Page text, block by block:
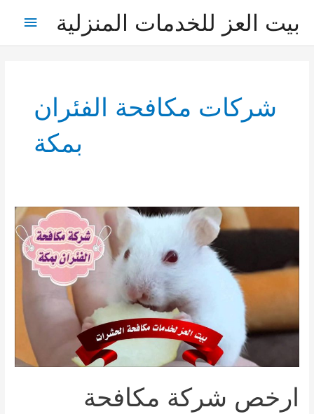
بيت العز للخدمات المنزلية
شركات مكافحة الفئران
بمكة
ارخص شركة مكافحة